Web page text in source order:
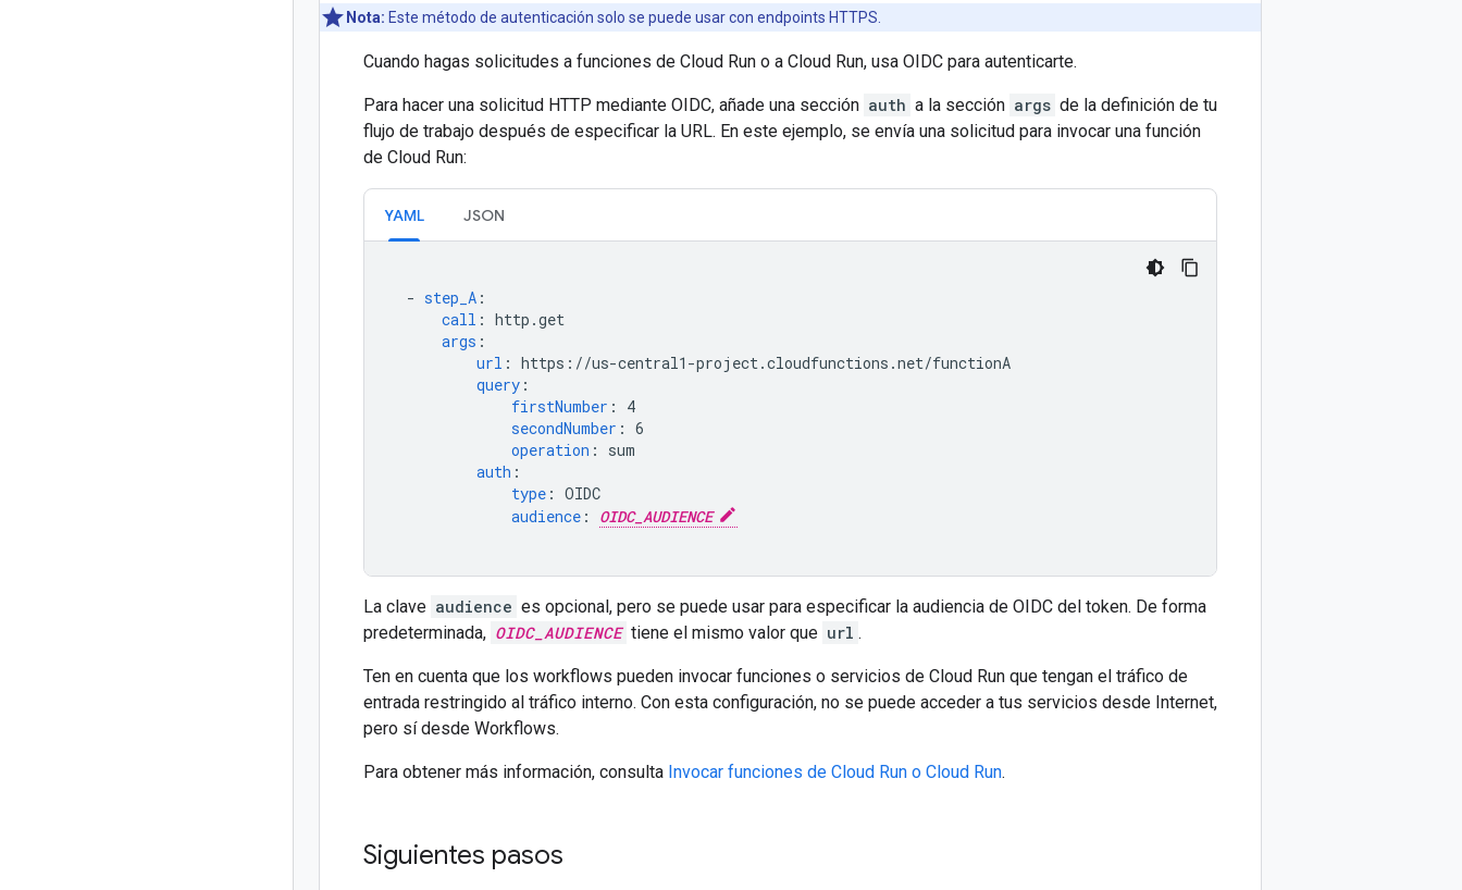
Nota: Este método de autenticación solo se puede usar con endpoints HTTPS.
Cuando hagas solicitudes a funciones de Cloud Run o a Cloud Run, usa OIDC para autenticarte.
Para hacer una solicitud HTTP mediante OIDC, añade una sección auth a la sección args de la definición de tu
flujo de trabajo después de especificar la URL. En este ejemplo, se envía una solicitud para invocar una función
de Cloud Run:
YAML JSON
- step_A :
call : http.get
args :
url : https://us-central1-project.cloudfunctions.net/functionA
query :
firstNumber :
4
secondNumber : 6
operation :
sum
auth :
type : OIDC
audience : OIDC_AUDIENCE
La clave audience es opcional, pero se puede usar para especificar la audiencia de OIDC del token. De forma
predeterminada, OIDC_AUDIENCE tiene el mismo valor que url .
Ten en cuenta que los workflows pueden invocar funciones o servicios de Cloud Run que tengan el tráfico de
entrada restringido al tráfico interno. Con esta configuración, no se puede acceder a tus servicios desde Internet,
pero sí desde Workflows.
Para obtener más información, consulta Invocar funciones de Cloud Run o Cloud Run.
Siguientes pasos